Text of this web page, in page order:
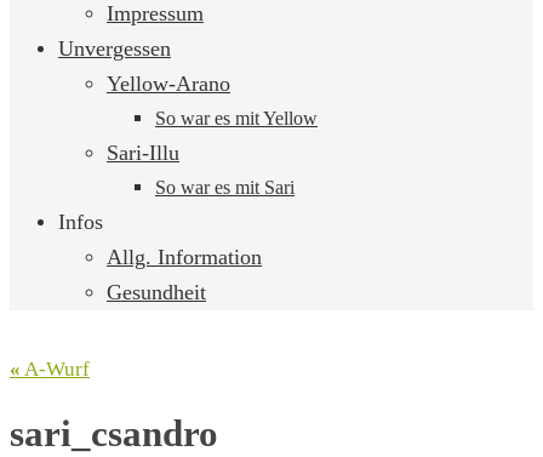
Impressum
Unvergessen
Yellow-Arano
So war es mit Yellow
Sari-Illu
So war es mit Sari
Infos
Allg. Information
Gesundheit
« A-Wurf
sari_csandro